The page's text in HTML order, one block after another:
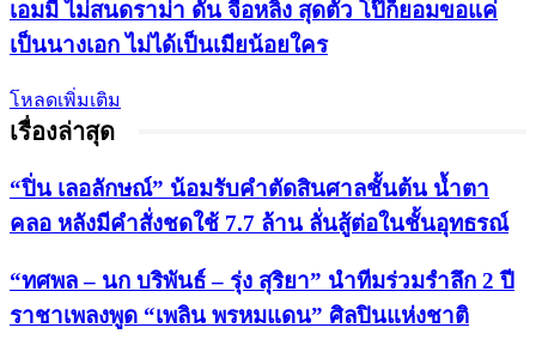
เอมมี่ ไม่สนดราม่า ดัน จื้อหลิง สุดตัว โป๊ก็ยอมขอแค่
เป็นนางเอก ไม่ได้เป็นเมียน้อยใคร
โหลดเพิ่มเติม
เรื่องล่าสุด
“ปิ่น เลอลักษณ์” น้อมรับคำตัดสินศาลชั้นต้น น้ำตา
คลอ หลังมีคำสั่งชดใช้ 7.7 ล้าน ลั่นสู้ต่อในชั้นอุทธรณ์
“ทศพล – นก บริพันธ์ – รุ่ง สุริยา” นำทีมร่วมรำลึก 2 ปี
ราชาเพลงพูด “เพลิน พรหมแดน” ศิลปินแห่งชาติ